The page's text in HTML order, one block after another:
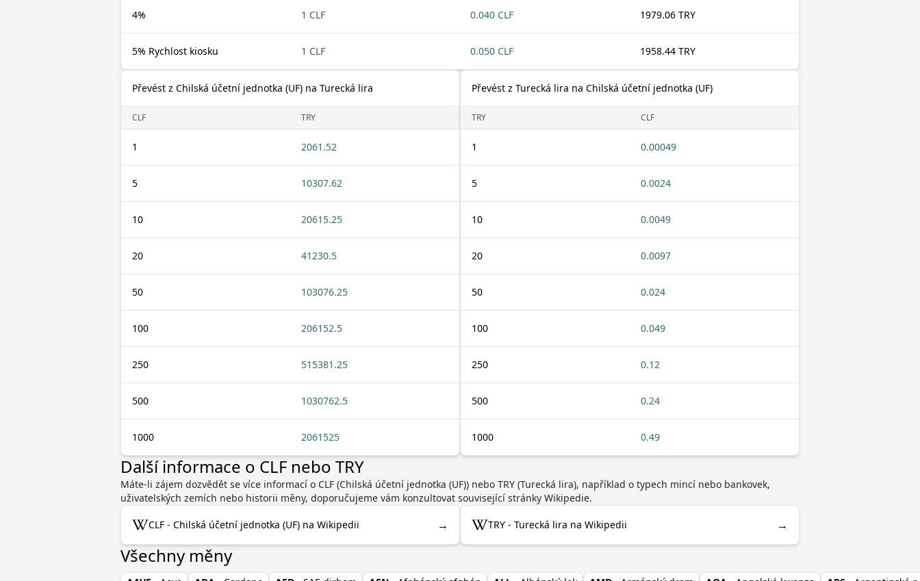
4% 1 CLF 0.040 CLF 1979.06 TRY
5% Rychlost kiosku 1 CLF 0.050 CLF 1958.44 TRY
Převést z Chilská účetní jednotka (UF) na Turecká lira
CLF TRY
1 2061.52
5 10307.62
10 20615.25
20 41230.5
50 103076.25
100 206152.5
250 515381.25
500 1030762.5
1000 2061525
Převést z Turecká lira na Chilská účetní jednotka (UF)
TRY CLF
1 0.00049
5 0.0024
10 0.0049
20 0.0097
50 0.024
100 0.049
250 0.12
500 0.24
1000 0.49
Další informace o CLF nebo TRY
Máte-li zájem dozvědět se více informací o CLF (Chilská účetní jednotka (UF)) nebo TRY (Turecká lira), například o typech mincí nebo bankovek,
uživatelských zemích nebo historii měny, doporučujeme vám konzultovat související stránky Wikipedie.
CLF - Chilská účetní jednotka (UF) na Wikipedii → TRY - Turecká lira na Wikipedii →
Všechny měny